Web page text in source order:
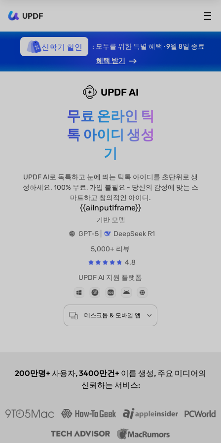
UPDF
신학기 할인
: 모두를 위한 특별 혜택 · 9월 8일 종료
혜택 받기
UPDF AI
무료 온라인 틱
톡 아이디 생성
기
UPDF AI로 독특하고 눈에 띄는 틱톡 아이디를 초단위로 생
성하세요. 100% 무료, 가입 불필요 - 당신의 감성에 맞는 스
마트하고 창의적인 아이디.
{{aiInputIframe}}
기반 모델
GPT-5 |
DeepSeek R1
5,000+ 리뷰
4.8
UPDF AI 지원 플랫폼
200만명+ 사용자,3400만건+ 이름 생성, 주요 미디어의
신뢰하는 서비스: